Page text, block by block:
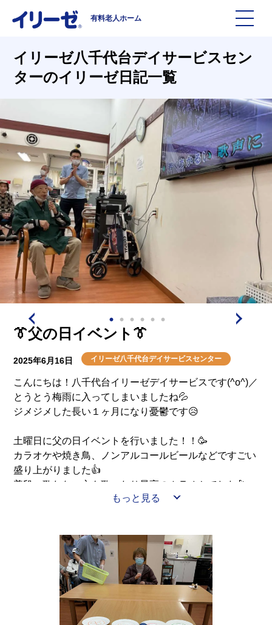
有料老人ホーム
施設を探す
イリーゼについて
有料老人ホームイリーゼとは
イリーゼが選ばれる理由
一日の流れ
会社概要
入居までの流れ
よくある質問
お役立ち記事
知っておきたい介護の知識
介護用語をわかりやすく説明
有料老人ホームとは
有料老人ホームを選ぶ時のポイント
介護費用とお金について
その他
見学予約
会社概要 オーナー募集
イリーゼ八千代台デイサービスセン
ターのイリーゼ日記一覧
👔父の日イベント👔
2025年6月16日 イリーゼ八千代台デイサービスセンター
こんにちは！八千代台イリーゼデイサービスです(^o^)／
とうとう梅雨に入ってしまいましたね💦
ジメジメした長い１ヶ月になり憂鬱です😥
土曜日に父の日イベントを行いました！！🥳
カラオケや焼き鳥、ノンアルコールビールなどですごい
盛り上がりました👍
普段、歌わない方も歌ったり最高のカラオケでした🎤
スタッフも衣装を着て懐かしい歌を歌い、こちらも大盛
なりました😁
※撮影のため職員は一次マスクを外しています。
もっと見る